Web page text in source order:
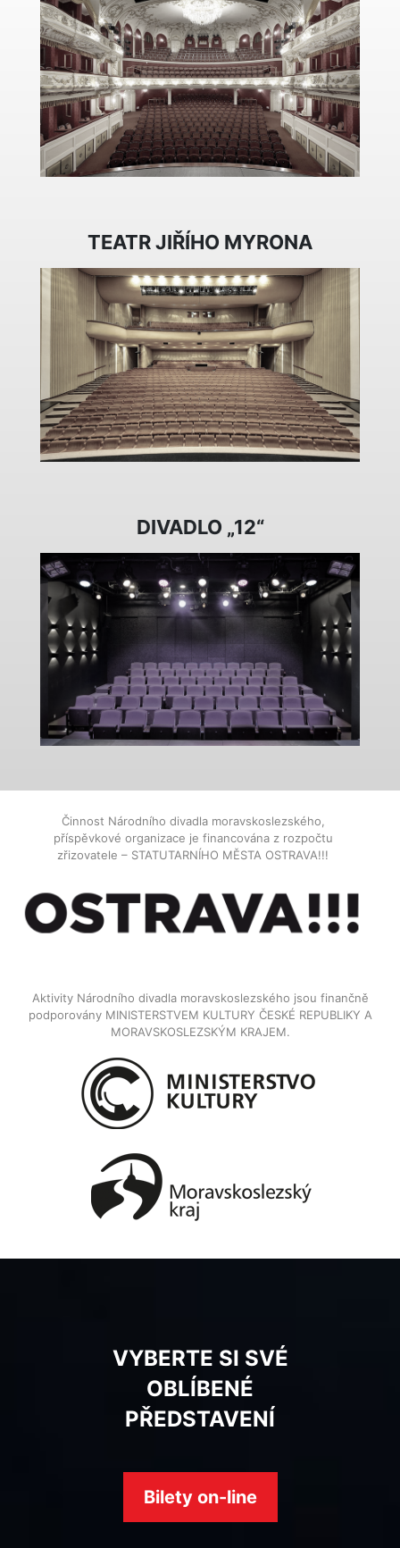
TEATR JIŘÍHO MYRONA
DIVADLO „12“
Činnost Národního divadla moravskoslezského,
příspěvkové organizace je financována z rozpočtu
zřizovatele – STATUTARNÍHO MĚSTA OSTRAVA!!!
Aktivity Národního divadla moravskoslezského jsou finančně
podporovány MINISTERSTVEM KULTURY ČESKÉ REPUBLIKY A
MORAVSKOSLEZSKÝM KRAJEM.
VYBERTE SI SVÉ
OBLÍBENÉ
PŘEDSTAVENÍ
Bilety on-line